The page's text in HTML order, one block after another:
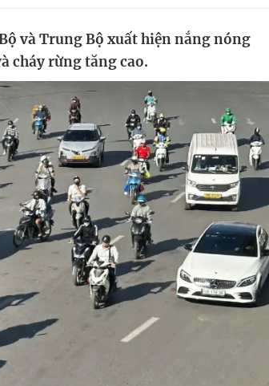
Thị trường
Tư vấn
và Trung Bộ xuất hiện nắng nóng
cháy rừng tăng cao.